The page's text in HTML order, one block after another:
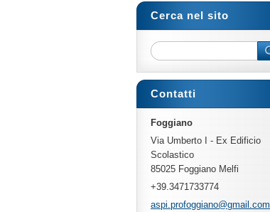
Cerca nel sito
Contatti
Foggiano
Via Umberto I - Ex Edificio
Scolastico
85025 Foggiano Melfi
+39.3471733774
aspi.profoggiano@gmail.com